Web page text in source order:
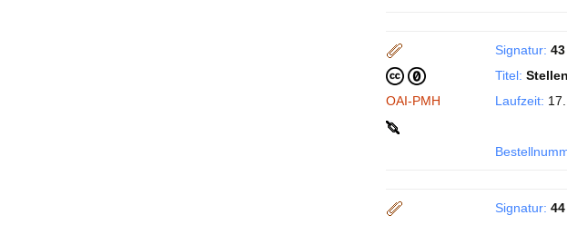
OAI-PMH
Signatur: 43
Titel:
Laufzeit:
Signatur: 44